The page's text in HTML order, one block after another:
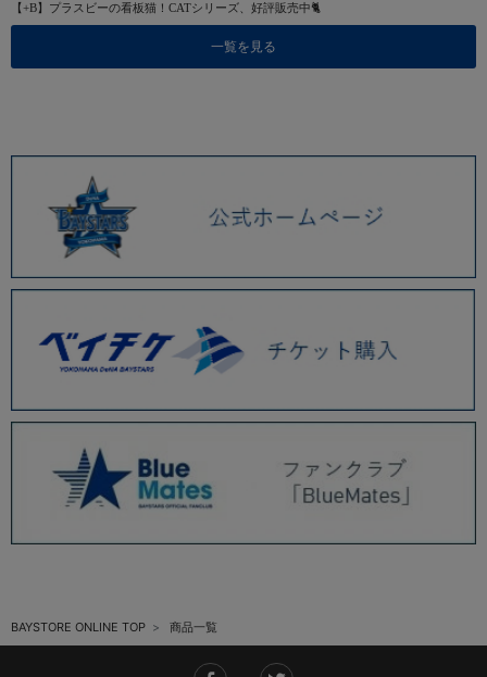
【+B】プラスビーの看板猫！CATシリーズ、好評販売中🐈
一覧を見る
BAYSTORE ONLINE TOP 商品一覧